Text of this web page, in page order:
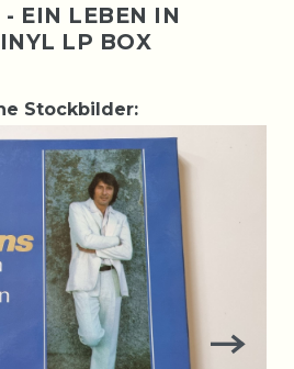
- EIN LEBEN IN
LP BOX
Stockbilder: